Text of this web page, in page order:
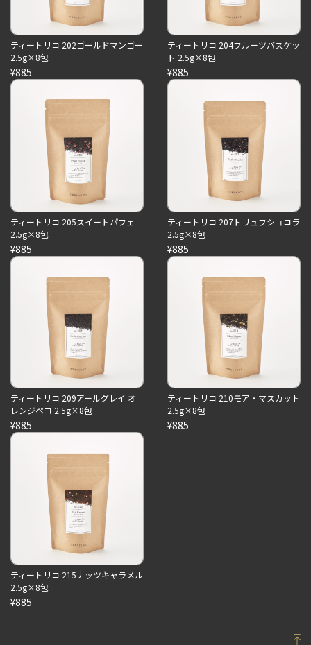
ティートリコ 202ゴールドマンゴー
2.5g×8包
¥885
ティートリコ 204フルーツバスケッ
ト 2.5g×8包
¥885
ティートリコ 205スイートパフェ
2.5g×8包
¥885
ティートリコ 207トリュフショコラ
2.5g×8包
¥885
ティートリコ 209アールグレイ オ
レンジペコ 2.5g×8包
¥885
ティートリコ 210モア・マスカット
2.5g×8包
¥885
ティートリコ 215ナッツキャラメル
2.5g×8包
¥885